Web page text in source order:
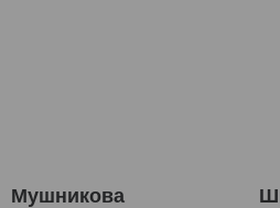
Мушникова